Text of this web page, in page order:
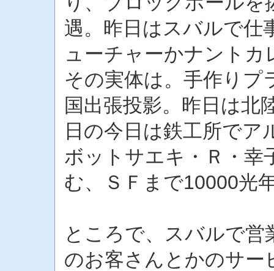
遇。昨日はスバルで仕
ューチャーかナント
その実体は。手作りプ
国出張投影。昨日は北
日の今日は鉄工所でア
ボットサエキ・Ｒ・幸
む、ＳＦまで10000光
ところで、スバルで
のお客さんとかのサ